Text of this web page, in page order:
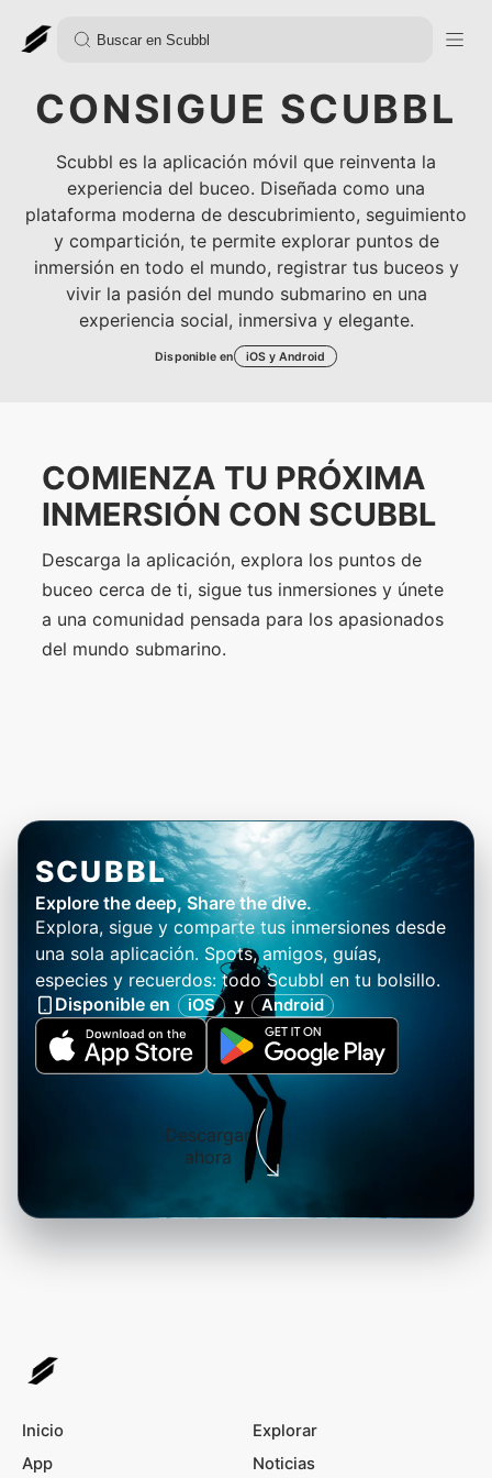
CONSIGUE SCUBBL
Scubbl es la aplicación móvil que reinventa la
experiencia del buceo. Diseñada como una
plataforma moderna de descubrimiento, seguimiento
y compartición, te permite explorar puntos de
inmersión en todo el mundo, registrar tus buceos y
vivir la pasión del mundo submarino en una
experiencia social, inmersiva y elegante.
Disponible en iOS y Android
COMIENZA TU PRÓXIMA
INMERSIÓN CON SCUBBL
Descarga la aplicación, explora los puntos de
buceo cerca de ti, sigue tus inmersiones y únete
a una comunidad pensada para los apasionados
del mundo submarino.
SCUBBL
Explore the deep, Share the dive.
Explora, sigue y comparte tus inmersiones desde
una sola aplicación. Spots, amigos, guías,
especies y recuerdos: todo Scubbl en tu bolsillo.
Disponible en
iOS y Android
Descargar
ahora
Inicio
Explorar
App
Noticias